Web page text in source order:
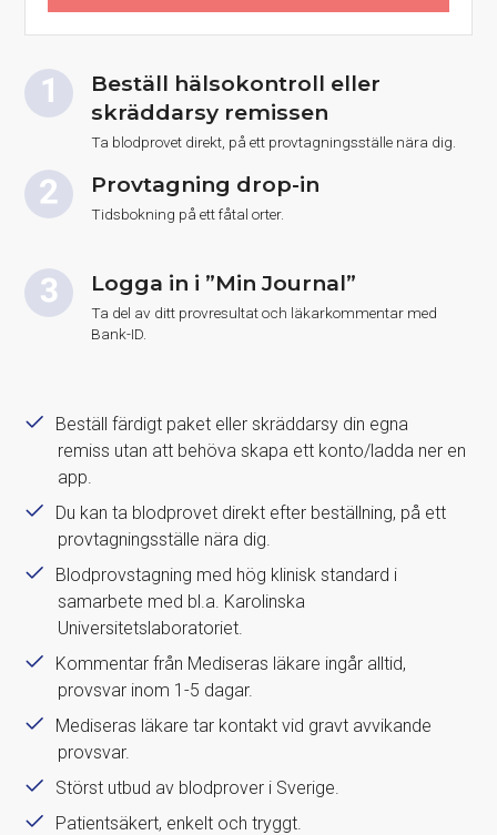
Beställ hälsokontroll eller
skräddarsy remissen
Ta blodprovet direkt, på ett provtagningsställe nära dig.
Provtagning drop-in
Tidsbokning på ett fåtal orter.
Logga in i ”Min Journal”
Ta del av ditt provresultat och läkarkommentar med
Bank-ID.
Beställ färdigt paket eller skräddarsy din egna
remiss utan att behöva skapa ett konto/ladda ner en
app.
Du kan ta blodprovet direkt efter beställning, på ett
provtagningsställe nära dig.
Blodprovstagning med hög klinisk standard i
samarbete med bl.a. Karolinska
Universitetslaboratoriet.
Kommentar från Mediseras läkare ingår alltid,
provsvar inom 1-5 dagar.
Mediseras läkare tar kontakt vid gravt avvikande
provsvar.
Störst utbud av blodprover i Sverige.
Patientsäkert, enkelt och tryggt.